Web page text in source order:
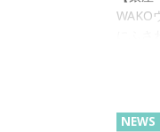
WAKO
「
NEWS